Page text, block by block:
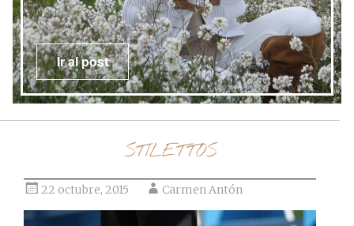
Ir al post
STILETTOS
22 octubre, 2015 Carmen Antón